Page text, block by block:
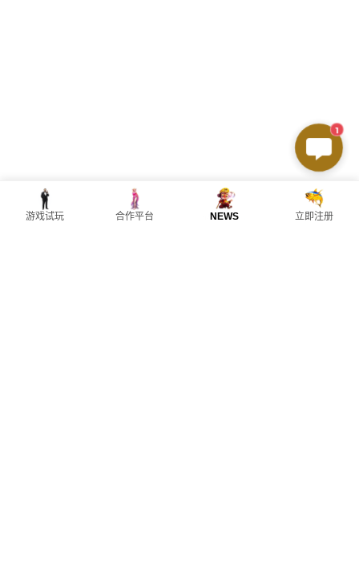
主頁 合作平台 联系我们 游戏试玩
1
游戏试玩 合作平台 NEWS 立即注册